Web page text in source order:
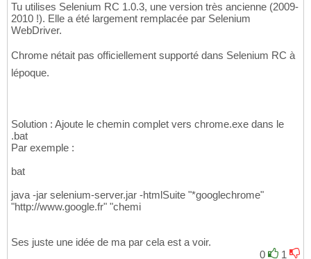
Tu utilises Selenium RC 1.0.3, une version très ancienne (2009-
2010 !). Elle a été largement remplacée par Selenium
WebDriver.
Chrome nétait pas officiellement supporté dans Selenium RC à
lépoque.
Solution : Ajoute le chemin complet vers chrome.exe dans le
.bat
Par exemple :
bat
java -jar selenium-server.jar -htmlSuite "*googlechrome"
"http://www.google.fr" "chemi
Ses juste une idée de ma par cela est a voir.
0
1